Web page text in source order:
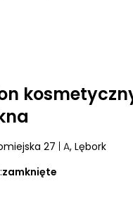
27 | A, Lębork
zamknięte